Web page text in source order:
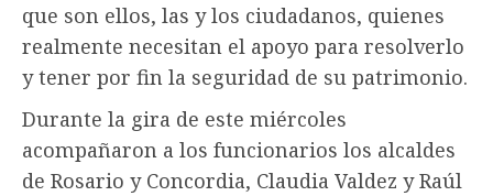
que son ellos, las y los ciudadanos, quienes
realmente necesitan el apoyo para resolverlo
y tener por fin la seguridad de su patrimonio.
Durante la gira de este miércoles
acompañaron a los funcionarios los alcaldes
de Rosario y Concordia, Claudia Valdez y Raúl